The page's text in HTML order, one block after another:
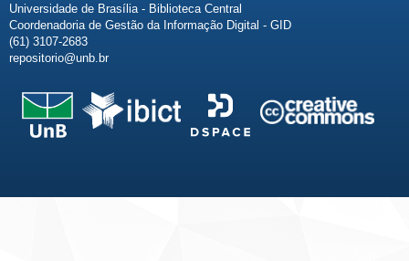
Universidade de Brasília - Biblioteca Central
Coordenadoria de Gestão da Informação Digital - GID
(61) 3107-2683
repositorio@unb.br